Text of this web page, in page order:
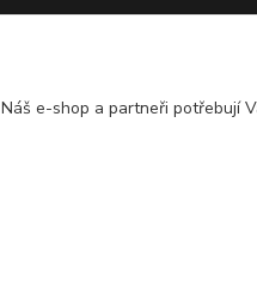
Náš e-shop a partneři potřebují